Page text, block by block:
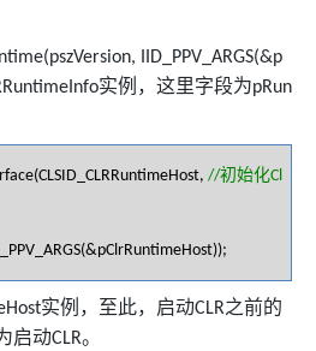
IID_PPV_ARGS(&p
实例，这里字段为pRun
//初始化Cl
实例，至此，启动CLR之前的
启动CLR。